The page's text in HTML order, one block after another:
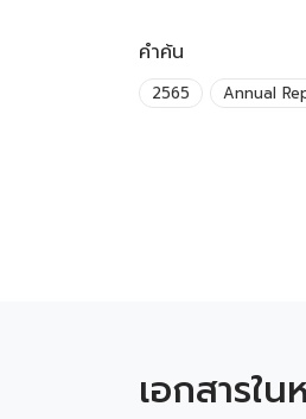
คำค้น
2565 Annual
เอกสารใ